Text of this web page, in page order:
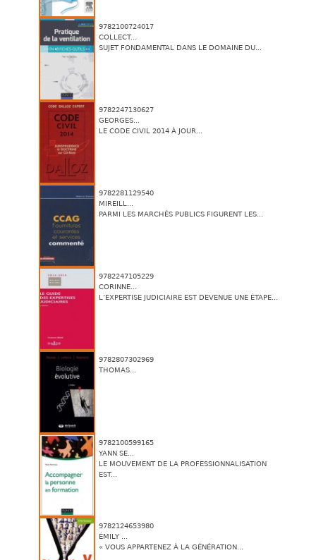
9782100724017
COLLECT...
SUJET FONDAMENTAL DANS LE DOMAINE DU...
9782247130627
GEORGES...
LE CODE CIVIL 2014 À JOUR...
9782281129540
MIREILL...
PARMI LES MARCHÉS PUBLICS FIGURENT LES...
9782247105229
CORINNE...
L’EXPERTISE JUDICIAIRE EST DEVENUE UNE ÉTAPE...
9782807302969
THOMAS...
9782100599165
YANN SE...
LE MOUVEMENT DE LA PROFESSIONNALISATION
EST...
9782124653980
ÉMILY ...
« VOUS APPARTENEZ À LA GÉNÉRATION...